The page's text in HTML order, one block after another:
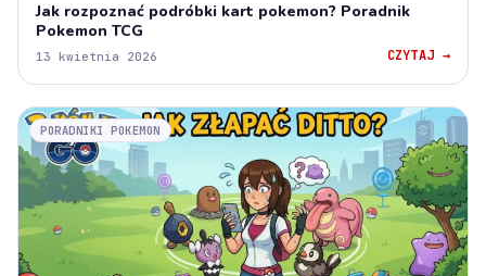
Jak rozpoznać podróbki kart pokemon? Poradnik
Pokemon TCG
13 kwietnia 2026 CZYTAJ →
PORADNIKI POKEMON